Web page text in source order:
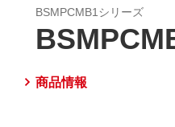
BSMPCMB1シリーズ
商品情報